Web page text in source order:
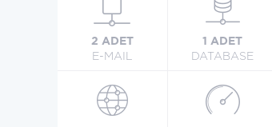
2 ADET
E-MAIL
1 ADET
DATABASE